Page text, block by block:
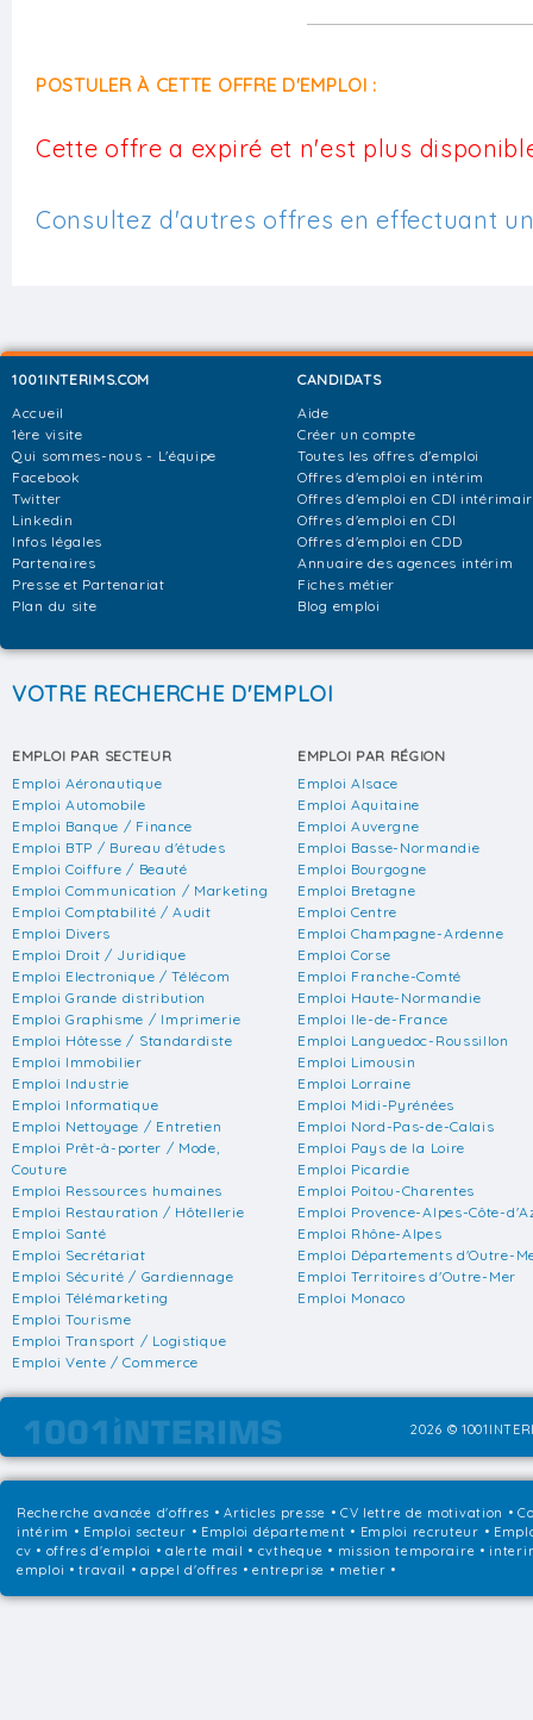
POSTULER À CETTE OFFRE D'EMPLOI :
Cette offre a expiré et n'est plus
Consultez d'autres offres en effectuant
1001INTERIMS.COM
Accueil
1ère visite
Qui sommes-nous - L'équipe
Facebook
Twitter
Linkedin
Infos légales
Partenaires
Presse et Partenariat
Plan du site
CANDIDATS
Aide
Créer un compte
Toutes les offres d'emploi
Offres d'emploi en intérim
Offres d'emploi en CDI
Offres d'emploi en CDI
Offres d'emploi en CDD
Annuaire des agences intérim
Fiches métier
Blog emploi
VOTRE RECHERCHE D'EMPLOI
EMPLOI PAR SECTEUR
Emploi Aéronautique
Emploi Automobile
Emploi Banque / Finance
Emploi BTP / Bureau d'études
Emploi Coiffure / Beauté
Emploi Communication / Marketing
Emploi Comptabilité / Audit
Emploi Divers
Emploi Droit / Juridique
Emploi Electronique / Télécom
Emploi Grande distribution
Emploi Graphisme / Imprimerie
Emploi Hôtesse / Standardiste
Emploi Immobilier
Emploi Industrie
Emploi Informatique
Emploi Nettoyage / Entretien
Emploi Prêt-à-porter / Mode,
Couture
Emploi Ressources humaines
Emploi Restauration / Hôtellerie
Emploi Santé
Emploi Secrétariat
Emploi Sécurité / Gardiennage
Emploi Télémarketing
Emploi Tourisme
Emploi Transport / Logistique
Emploi Vente / Commerce
EMPLOI PAR RÉGION
Emploi Alsace
Emploi Aquitaine
Emploi Auvergne
Emploi Basse-Normandie
Emploi Bourgogne
Emploi Bretagne
Emploi Centre
Emploi Champagne-Ardenne
Emploi Corse
Emploi Franche-Comté
Emploi Haute-Normandie
Emploi Ile-de-France
Emploi Languedoc-Roussillon
Emploi Limousin
Emploi Lorraine
Emploi Midi-Pyrénées
Emploi Nord-Pas-de-Calais
Emploi Pays de la Loire
Emploi Picardie
Emploi Poitou-Charentes
Emploi Provence-Alpes-Côte-
Emploi Rhône-Alpes
Emploi Départements d'Outre-
Emploi Territoires d'Outre-Mer
Emploi Monaco
2026 ©
Recherche avancée d'offres •Articles presse • CV lettre de motivation •
intérim • Emploi secteur • Emploi département • Emploi recruteur •
cv • offres d'emploi • alerte mail • cvtheque • mission temporaire •
emploi • travail • appel d'offres • entreprise • metier •